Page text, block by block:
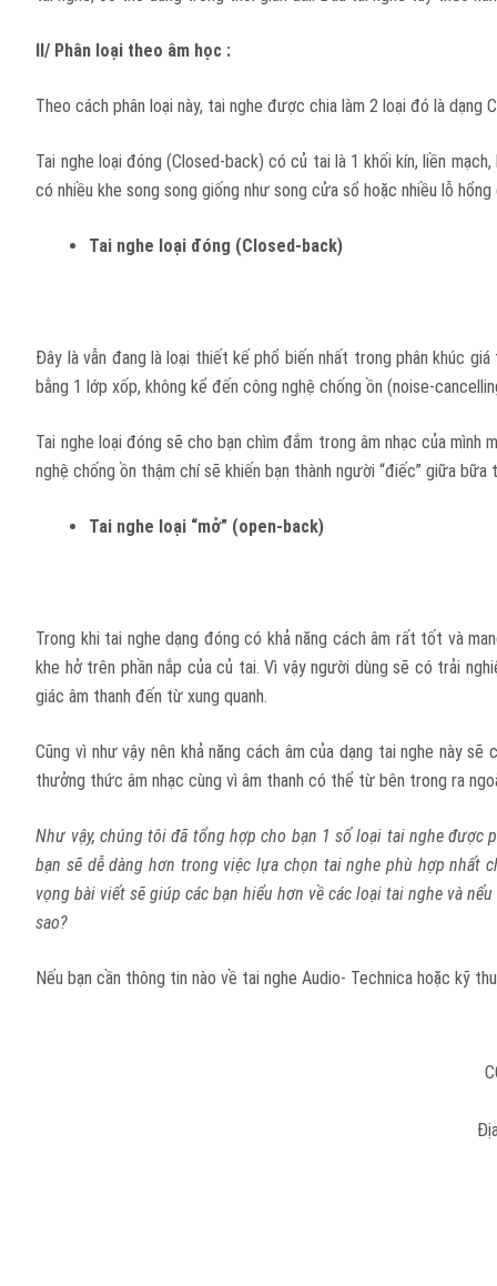
II/ Phân loại theo âm học :
Theo cách phân loại này, tai nghe được chia làm 2 loại đó là
Tai nghe loại đóng (Closed-back) có củ tai là 1 khối kín, liền
có nhiều khe song song giống như song cửa sổ hoặc nhiều lỗ
Tai nghe loại đóng (Closed-back)
Đây là vẫn đang là loại thiết kế phổ biến nhất trong phân khúc
bằng 1 lớp xốp, không kể đến công nghệ chống ồn (noise-
Tai nghe loại đóng sẽ cho bạn chìm đắm trong âm nhạc của
nghệ chống ồn thậm chí sẽ khiến bạn thành người “điếc” giữa
Tai nghe loại “mở” (open-back)
Trong khi tai nghe dạng đóng có khả năng cách âm rất tốt và
khe hở trên phần nắp của củ tai. Vì vậy người dùng sẽ có trải
giác âm thanh đến từ xung quanh.
Cũng vì như vậy nên khả năng cách âm của dạng tai nghe này
thưởng thức âm nhạc cùng vì âm thanh có thể từ bên trong ra
Như vậy, chúng tôi đã tổng hợp cho bạn 1 số loại tai nghe
bạn sẽ dễ dàng hơn trong việc lựa chọn tai nghe phù hợp nhất
vọng bài viết sẽ giúp các bạn hiểu hơn về các loại tai nghe và
sao?
Nếu bạn cần thông tin nào về tai nghe Audio- Technica hoặc kỹ